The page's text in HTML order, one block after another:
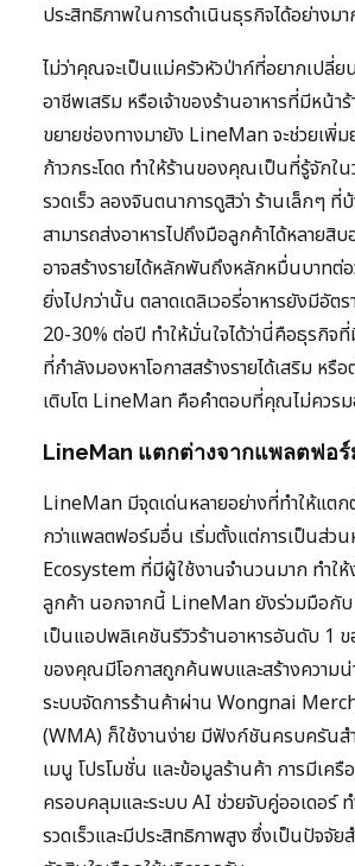
ประสิทธิภาพในการดำเนินธุรกิจได้อย่างม
ไม่ว่าคุณจะเป็นแม่ครัวหัวป่าก์ที่อยากเปลี่ย
อาชีพเสริม หรือเจ้าของร้านอาหารที่มีหน้า
ขยายช่องทางมายัง LineMan จะช่วยเพิ่ม
ก้าวกระโดด ทำให้ร้านของคุณเป็นที่รู้จักใ
รวดเร็ว ลองจินตนาการดูสิว่า ร้านเล็กๆ
สามารถส่งอาหารไปถึงมือลูกค้าได้หลายสิ
อาจสร้างรายได้หลักพันถึงหลักหมื่นบาทต่อ
ยิ่งไปกว่านั้น ตลาดเดลิเวอรี่อาหารยังมีอัต
20-30% ต่อปี ทำให้มั่นใจได้ว่านี่คือธุรกิจ
ที่กำลังมองหาโอกาสสร้างรายได้เสริม หรื
เติบโต LineMan คือคำตอบที่คุณไม่ควร
LineMan แตกต่างจากแพลตฟอร์
LineMan มีจุดเด่นหลายอย่างที่ทำให้แตก
กว่าแพลตฟอร์มอื่น เริ่มตั้งแต่การเป็นส่ว
Ecosystem ที่มีผู้ใช้งานจำนวนมาก ทำให้
ลูกค้า นอกจากนี้ LineMan ยังร่วมมือกั
เป็นแอปพลิเคชันรีวิวร้านอาหารอันดับ 1 ข
ของคุณมีโอกาสถูกค้นพบและสร้างความน่
ระบบจัดการร้านค้าผ่าน Wongnai
(WMA) ก็ใช้งานง่าย มีฟังก์ชันครบครันส
เมนู โปรโมชั่น และข้อมูลร้านค้า การมีเครื
ครอบคลุมและระบบ AI ช่วยจับคู่ออเดอร์ ท
รวดเร็วและมีประสิทธิภาพสูง ซึ่งเป็นปัจจั